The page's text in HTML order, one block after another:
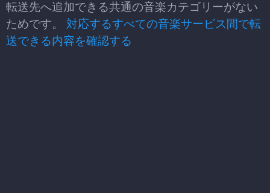
転送先へ追加できる共通の音楽カテゴリーがない
ためです。 対応するすべての音楽サービス間で転
送できる内容を確認する